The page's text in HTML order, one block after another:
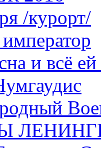
/курорт/
и всё